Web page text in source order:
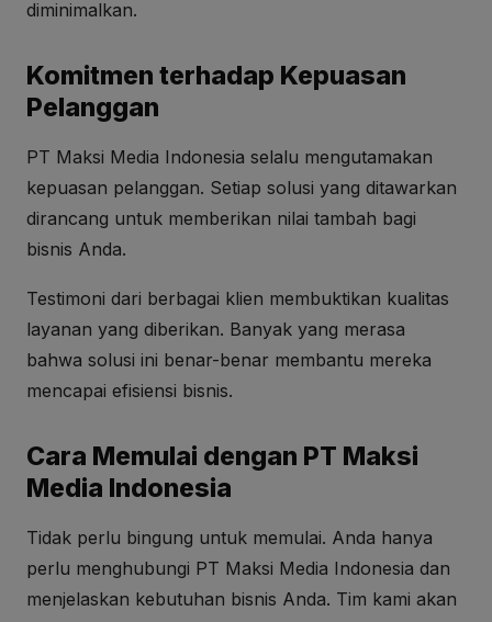
diminimalkan.
Komitmen terhadap Kepuasan
Pelanggan
PT Maksi Media Indonesia selalu mengutamakan
kepuasan pelanggan. Setiap solusi yang ditawarkan
dirancang untuk memberikan nilai tambah bagi
bisnis Anda.
Testimoni dari berbagai klien membuktikan kualitas
layanan yang diberikan. Banyak yang merasa
bahwa solusi ini benar-benar membantu mereka
mencapai efisiensi bisnis.
Cara Memulai dengan PT Maksi
Media Indonesia
Tidak perlu bingung untuk memulai. Anda hanya
perlu menghubungi PT Maksi Media Indonesia dan
menjelaskan kebutuhan bisnis Anda. Tim kami akan